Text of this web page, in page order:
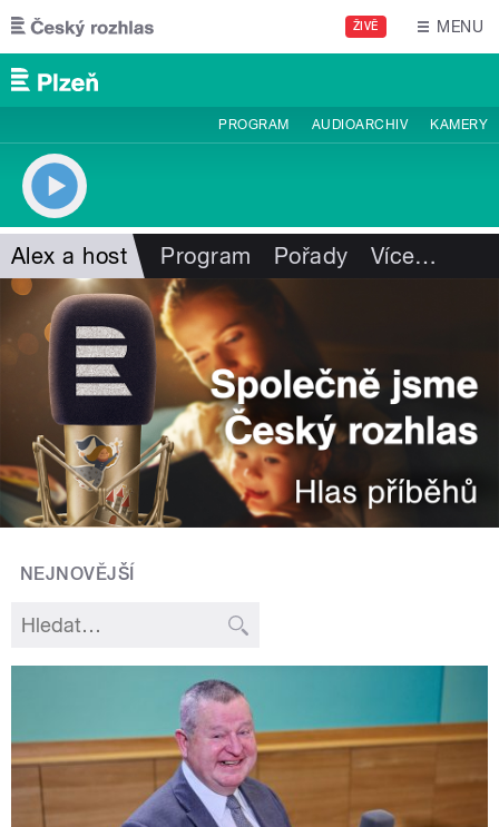
Přejít k hlavnímu obsahu
ŽIVĚ MENU
PROGRAM AUDIOARCHIV KAMERY
Alex a host Program Pořady Více…
NEJNOVĚJŠÍ